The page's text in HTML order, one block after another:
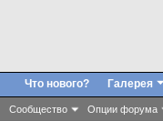
Сообщество Опции форума
Что нового? Галерея